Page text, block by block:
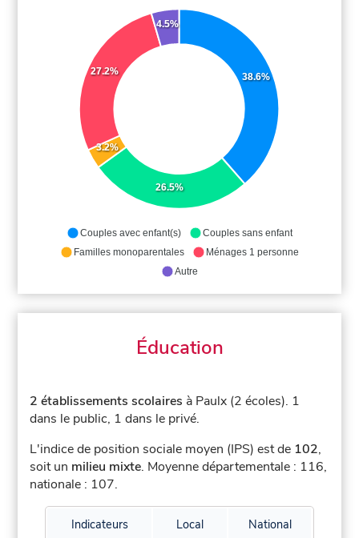
38.6%
26.5%
3.2%
27.2%
4.5%
Couples avec enfant(s)
Couples sans enfant
Familles monoparentales
Ménages 1 personne
Autre
Éducation
2 établissements scolaires à Paulx (2 écoles). 1
dans le public, 1 dans le privé.
L'indice de position sociale moyen (IPS) est de 102,
soit un milieu mixte. Moyenne départementale : 116,
nationale : 107.
Indicateurs Local National